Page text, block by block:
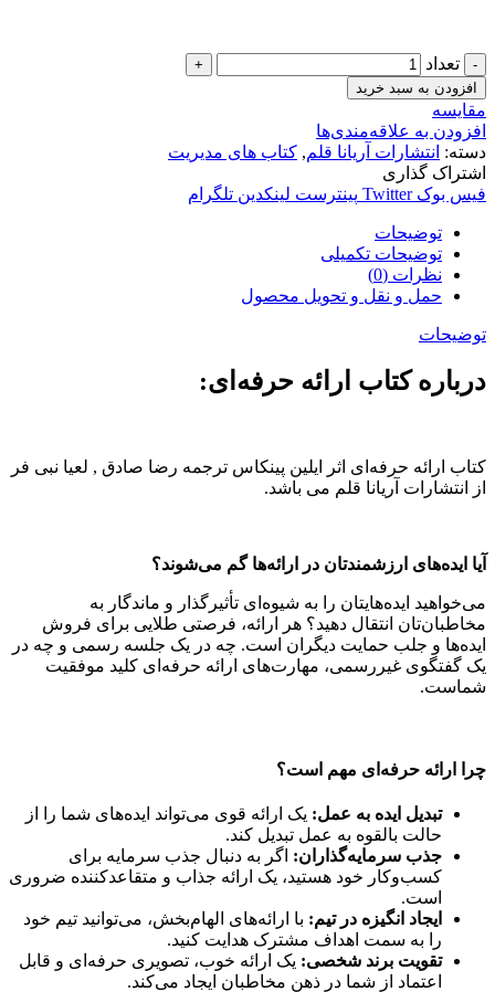
تعداد
افزودن به سبد خرید
مقایسه
افزودن به علاقه‌مندی‌ها
دسته: انتشارات آریانا قلم, کتاب های مدیریت
اشتراک گذاری
فیس بوک Twitter پینترست لینکدین تلگرام
توضیحات
توضیحات تکمیلی
نظرات (0)
حمل و نقل و تحویل محصول
توضیحات
درباره کتاب ارائه حرفه‌ای:
کتاب ارائه حرفه‌ای اثر ایلین پینکاس ترجمه رضا صادق , لعیا نبی فر
از انتشارات آریانا قلم می باشد.
آیا ایده‌های ارزشمندتان در ارائه‌ها گم می‌شوند؟
می‌خواهید ایده‌هایتان را به شیوه‌ای تأثیرگذار و ماندگار به
مخاطبان‌تان انتقال دهید؟ هر ارائه، فرصتی طلایی برای فروش
ایده‌ها و جلب حمایت دیگران است. چه در یک جلسه رسمی و چه در
یک گفتگوی غیررسمی، مهارت‌های ارائه حرفه‌ای کلید موفقیت
شماست.
چرا ارائه حرفه‌ای مهم است؟
تبدیل ایده به عمل: یک ارائه قوی می‌تواند ایده‌های شما را از
حالت بالقوه به عمل تبدیل کند.
جذب سرمایه‌گذاران: اگر به دنبال جذب سرمایه برای
کسب‌وکار خود هستید، یک ارائه جذاب و متقاعدکننده ضروری
است.
ایجاد انگیزه در تیم: با ارائه‌های الهام‌بخش، می‌توانید تیم خود
را به سمت اهداف مشترک هدایت کنید.
تقویت برند شخصی: یک ارائه خوب، تصویری حرفه‌ای و قابل
اعتماد از شما در ذهن مخاطبان ایجاد می‌کند.